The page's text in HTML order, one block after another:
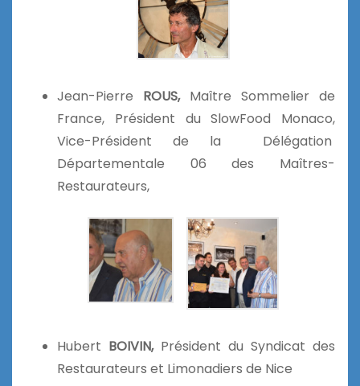
Jean-Pierre ROUS,Maître Sommelier de
France,
Président du SlowFood Monaco,
Vice-Président de la Délégation
Départementale 06 des Maîtres-
Restaurateurs,
Hubert BOIVIN,Président du Syndicat des
Restaurateurs et Limonadiers de Nice